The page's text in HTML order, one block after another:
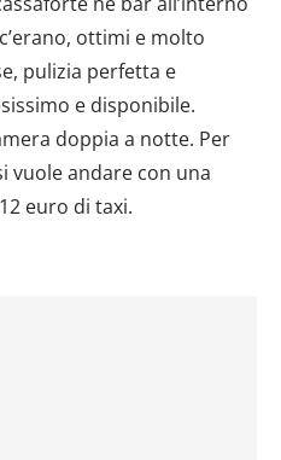
ottimi e molto
pulizia perfetta e
e disponibile.
doppia a notte. Per
vuole andare con una
euro di taxi.